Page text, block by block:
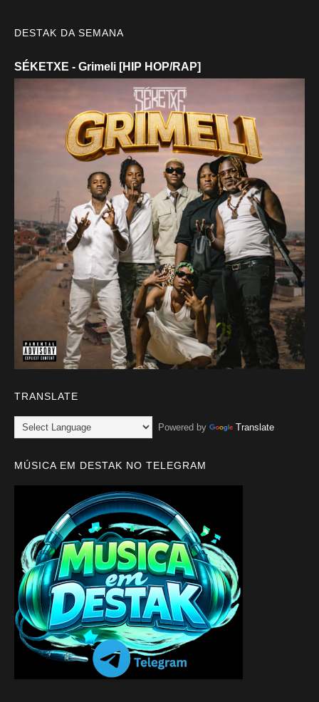
DESTAK DA SEMANA
SÉKETXE - Grimeli [HIP HOP/RAP]
TRANSLATE
Powered by Translate
MÚSICA EM DESTAK NO TELEGRAM